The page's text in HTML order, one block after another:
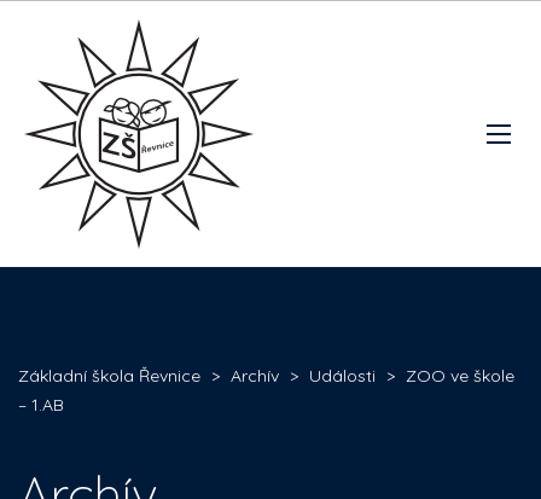
Základní škola Řevnice > Archív > Události > ZOO ve škole
– 1.AB